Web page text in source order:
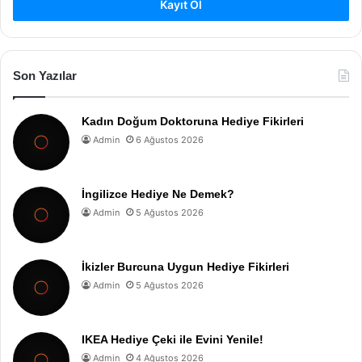
Kayıt Ol
Son Yazılar
Kadın Doğum Doktoruna Hediye Fikirleri
Admin 6 Ağustos 2026
İngilizce Hediye Ne Demek?
Admin 5 Ağustos 2026
İkizler Burcuna Uygun Hediye Fikirleri
Admin 5 Ağustos 2026
IKEA Hediye Çeki ile Evini Yenile!
Admin 4 Ağustos 2026